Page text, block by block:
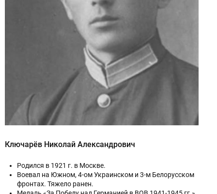
Ключарёв Николай Александрович
Родился в 1921 г. в Москве.
Воевал на Южном, 4-ом Украинском и 3-м Белорусском
фронтах. Тяжело ранен.